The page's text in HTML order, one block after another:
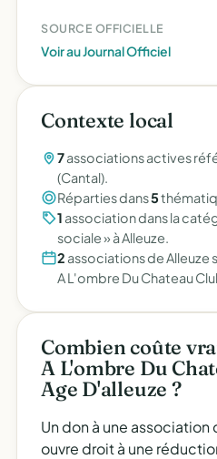
SOURCE OFFICIELLE
Voir au Journal Officiel
Contexte local
7associations actives
(Cantal).
Réparties dans5
1 association dans la
sociale » à Alleuze.
2 associations de Alleuze
A L'ombre Du Chateau
Combien coûte
A L'ombre Du
Age D'alleuze ?
Un don à une
ouvre droit à une